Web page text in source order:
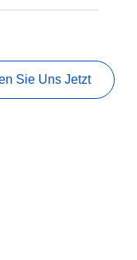
Sie Uns Jetzt